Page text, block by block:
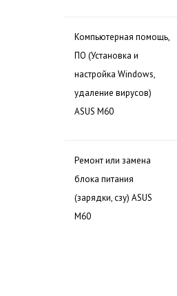
Компьютерная помощь,
ПО (Установка и
настройка Windows,
удаление вирусов)
ASUS M60
Ремонт или замена
блока питания
(зарядки, сзу) ASUS
M60